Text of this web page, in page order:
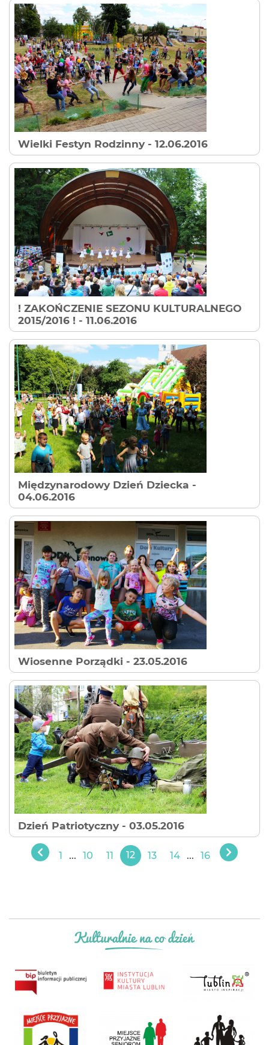
Wielki Festyn Rodzinny - 12.06.2016
! ZAKOŃCZENIE SEZONU KULTURALNEGO
2015/2016 ! - 11.06.2016
Międzynarodowy Dzień Dziecka -
04.06.2016
Wiosenne Porządki - 23.05.2016
Dzień Patriotyczny - 03.05.2016
Poprzedni
1 ... 10 11 12 13 14 ... 16